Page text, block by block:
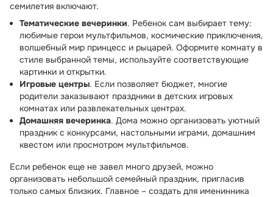
семилетия включают.
Тематические вечеринки. Ребенок сам выбирает тему:
любимые герои мультфильмов, космические приключения,
волшебный мир принцесс и рыцарей. Оформите комнату в
стиле выбранной темы, используйте соответствующие
картинки и открытки.
Игровые центры. Если позволяет бюджет, многие
родители заказывают праздники в детских игровых
комнатах или развлекательных центрах.
Домашняя вечеринка. Дома можно организовать уютный
праздник с конкурсами, настольными играми, домашним
квестом или просмотром мультфильмов.
Если ребенок еще не завел много друзей, можно
организовать небольшой семейный праздник, пригласив
только самых близких. Главное – создать для именинника